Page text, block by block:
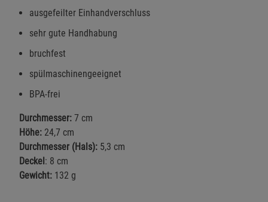
ausgefeilter Einhandverschluss
sehr gute Handhabung
bruchfest
spülmaschinengeeignet
BPA-frei
Durchmesser: 7 cm
Höhe: 24,7 cm
Durchmesser (Hals): 5,3 cm
Deckel: 8 cm
Gewicht: 132 g